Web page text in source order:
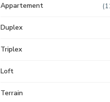
Appartement
Duplex
Triplex
Loft
Terrain